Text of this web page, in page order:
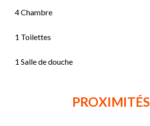
4 Chambre
1 Toilettes
1 Salle de douche
PROXIMITÉS